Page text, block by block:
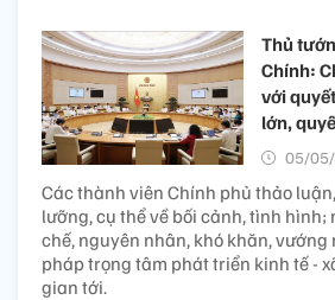
Thủ
Chính:
với
lớn,
05/05/
Các thành viên Chính phủ thảo
lưỡng, cụ thể về bối cảnh, tình hình;
chế, nguyên nhân, khó khăn, vướng
pháp trọng tâm phát triển kinh tế -
gian tới.